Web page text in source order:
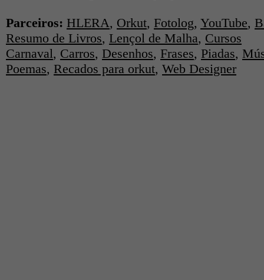
Parceiros: HLERA, Orkut, Fotolog, YouTube,
Resumo de Livros, Lençol de Malha, Cursos
Carnaval, Carros, Desenhos, Frases, Piadas,
Poemas, Recados para orkut, Web Designer